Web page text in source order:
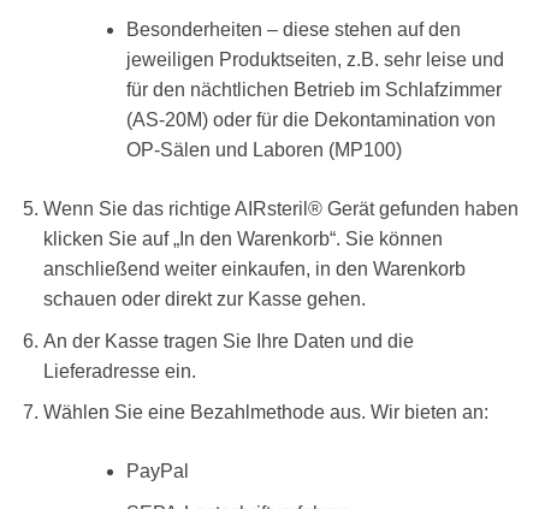
Besonderheiten – diese stehen auf den
jeweiligen Produktseiten, z.B. sehr leise und
für den nächtlichen Betrieb im Schlafzimmer
(AS-20M) oder für die Dekontamination von
OP-Sälen und Laboren (MP100)
Wenn Sie das richtige AIRsteril® Gerät gefunden haben
klicken Sie auf „In den Warenkorb“. Sie können
anschließend weiter einkaufen, in den Warenkorb
schauen oder direkt zur Kasse gehen.
An der Kasse tragen Sie Ihre Daten und die
Lieferadresse ein.
Wählen Sie eine Bezahlmethode aus. Wir bieten an:
PayPal